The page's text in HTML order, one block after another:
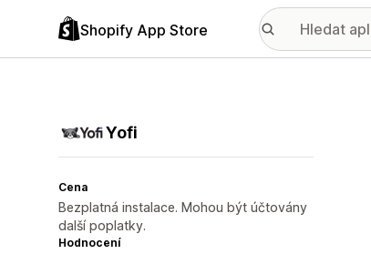
Shopify App Store
Yofi
Cena
Bezplatná instalace. Mohou být účtovány
další poplatky.
Hodnocení